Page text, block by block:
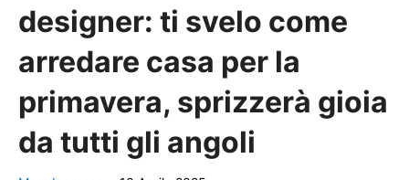
designer: ti svelo come
arredare casa per la
primavera, sprizzerà gioia
da tutti gli angoli